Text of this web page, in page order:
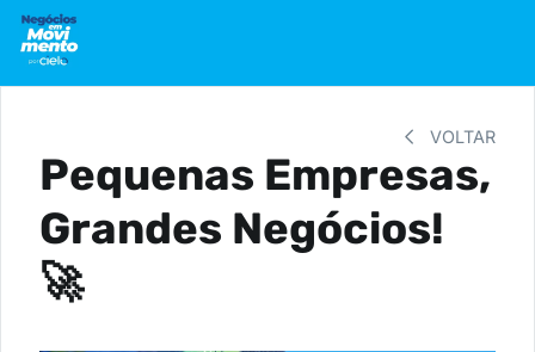
VOLTAR
Pequenas Empresas,
Grandes Negócios!
🚀